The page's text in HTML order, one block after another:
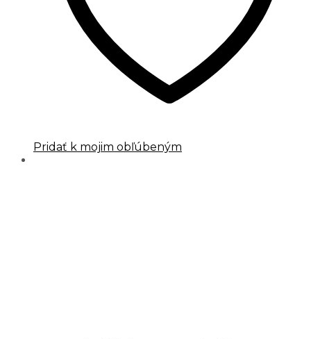
Pridať k mojim obľúbeným